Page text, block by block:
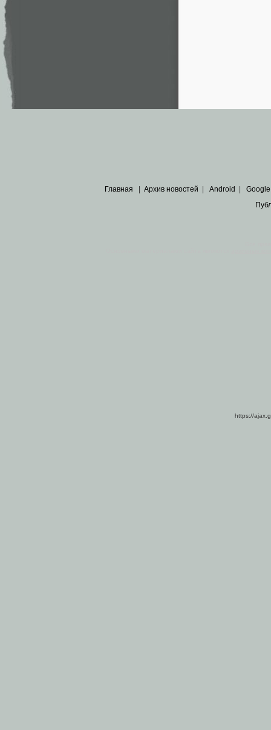
Главная Архив новостей Android Google
https://